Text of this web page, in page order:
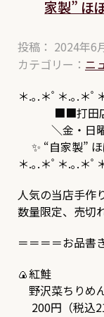
家製” ほ
投稿： 2024年6
カテゴリー： ニ
＊.｡.＊ﾟ＊.｡.＊ﾟ
■■打田店
＼金・日曜
✨ “自家製”
＊.｡.＊ﾟ＊.｡.＊ﾟ
人気の当店手作
数量限定、売切
＝＝＝＝お品書
🍙紅鮭
野沢菜ちりめ
200円（税込